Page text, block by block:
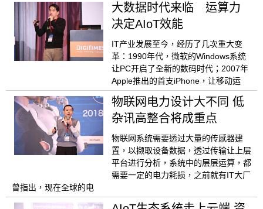
大数据时代来临 运算力
决定AIoT效能
IT产业发展至今，经历了几次重大变
革：1990年代，微软的Windows系统
让PC开启了全新的数码时代；2007年
Apple推出的首支iPhone，让移动运
物联网电力设计大不同 低
杂讯高整合将成重点
物联网系统需要透过大量的传感器建
置，以撷取设备数据，透过传输让上层
平台进行分析，系统中的层层运算，都
需要一定的电力耗损，之前就有IT大厂
曾指出，现在全球的电